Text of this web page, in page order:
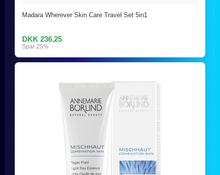
Madara Wherever Skin Care Travel Set 5in1
DKK 236,25
Spar 25%